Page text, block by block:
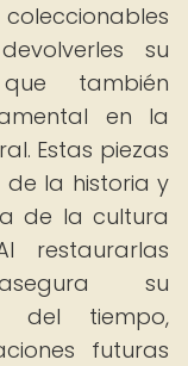
su
también
en la
Estas piezas
de la historia y
de la cultura
restaurarlas
su
del tiempo,
futuras